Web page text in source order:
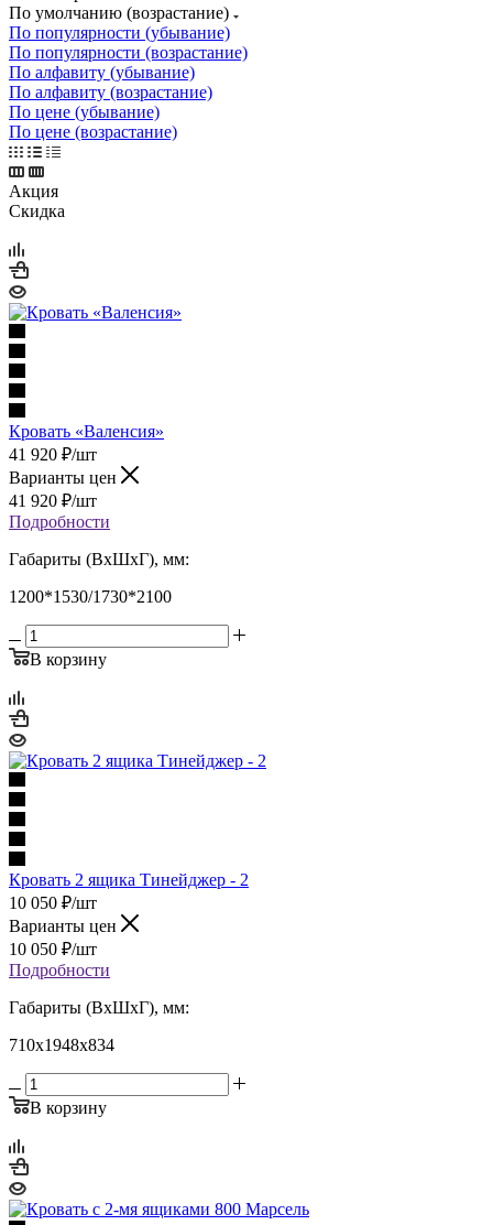
По умолчанию (возрастание)
По популярности (убывание)
По популярности (возрастание)
По алфавиту (убывание)
По алфавиту (возрастание)
По цене (убывание)
По цене (возрастание)
Акция
Скидка
Кровать «Валенсия»
41 920 ₽/шт
Варианты цен
41 920 ₽/шт
Подробности
Габариты (ВхШхГ), мм:
1200*1530/1730*2100
В корзину
Кровать 2 ящика Тинейджер - 2
10 050 ₽/шт
Варианты цен
10 050 ₽/шт
Подробности
Габариты (ВхШхГ), мм:
710х1948х834
В корзину